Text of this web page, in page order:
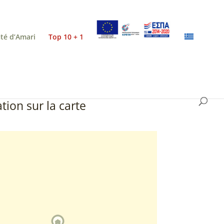
d’Amari Top 10 + 1
sur la carte